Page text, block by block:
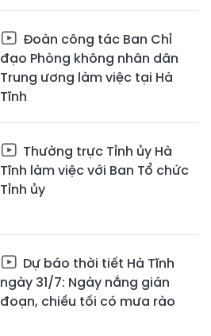
Đoàn công tác Ban Chỉ
đạo Phòng không nhân dân
Trung ương làm việc tại Hà
Tĩnh
Thường trực Tỉnh ủy Hà
Tĩnh làm việc với Ban Tổ chức
Tỉnh ủy
Dự báo thời tiết Hà Tĩnh
ngày 31/7: Ngày nắng gián
đoạn, chiều tối có mưa rào